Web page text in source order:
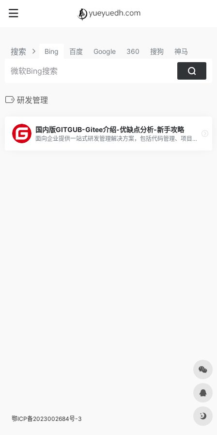
搜索 Bing 百度 Google 360 搜狗 神马
研发管理
国内版GITGUB-Gitee介绍-优缺点分析-新手攻略
面向企业提供一站式研发管理解决方案，包括代码管理、项目管理、文档协作、测试管理、CICD、效能度量等多个模块，支持SaaS、私有化等多种部署方式，帮助企业有序规划和管理研发过程，提升研发效率和质量。
鄂ICP备2023002684号-3